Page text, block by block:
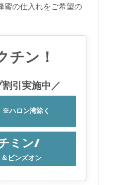
蜜の仕入れをご希望の
ン！
引実施中／
※ハロン湾除く
ミン/
＆ビンズオン